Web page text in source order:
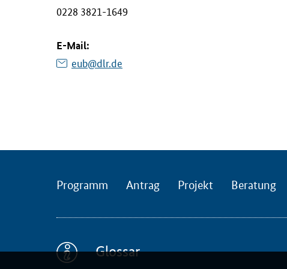
0228 3821-1649
E-Mail:
eub@dlr.de
Programm Antrag Projekt Beratung
Glossar